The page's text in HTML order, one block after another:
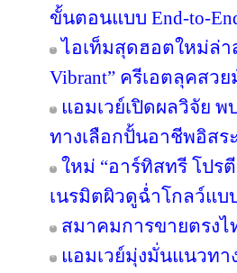
ขั้นตอนแบบ End-to-
ไอเท็มสุดฮอตใหม่ล่า
Vibrant” ครีเอตลุคสว
แอมเวย์เปิดผลวิจัย
ทางเลือกปั้นอาชีพอิสร
ใหม่ “อาร์ทิสทรี โป
เนรมิตผิวดูฉ่ำโกลว์แ
สมาคมการขายตรงไ
แอมเวย์มุ่งมั่นแนวท